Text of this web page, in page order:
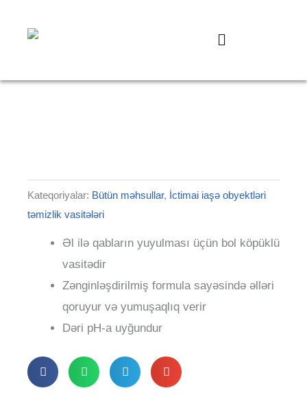
Menu
Kateqoriyalar: Bütün məhsullar, İctimai iaşə obyektləri
təmizlik vasitələri
Əl ilə qabların yuyulması üçün bol köpüklü
vasitədir
Zənginləşdirilmiş formula sayəsində əlləri
qoruyur və yumuşaqlıq verir
Dəri pH-a uyğundur
products
products
products